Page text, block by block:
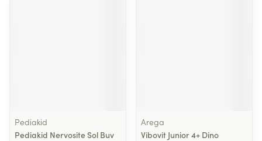
Pediakid
Pediakid Nervosite Sol Buv
Arega
Vibovit Junior 4+ Dino